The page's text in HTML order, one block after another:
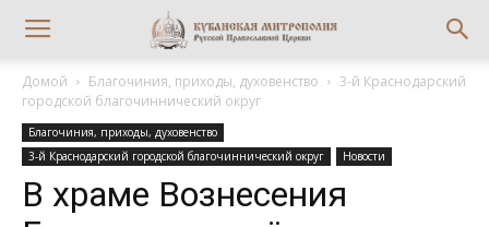
Домой Благочиния, приходы, духовенство
3-й Краснодарский
городской благочиннический округ
Благочиния, приходы, духовенство
3-й Краснодарский городской благочиннический округ
Новости
В храме Вознесения